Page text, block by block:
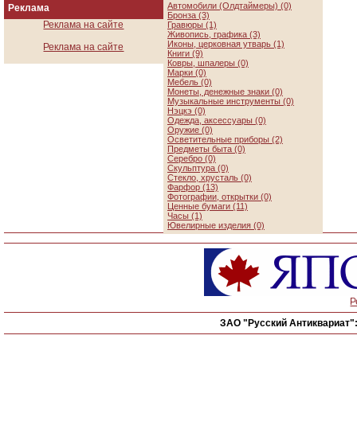
Реклама
Реклама на сайте
Реклама на сайте
Автомобили (Олдтаймеры) (0)
Бронза (3)
Гравюры (1)
Живопись, графика (3)
Иконы, церковная утварь (1)
Книги (9)
Ковры, шпалеры (0)
Марки (0)
Мебель (0)
Монеты, денежные знаки (0)
Музыкальные инструменты (0)
Нэцкэ (0)
Одежда, аксессуары (0)
Оружие (0)
Осветительные приборы (2)
Предметы быта (0)
Серебро (0)
Скульптура (0)
Стекло, хрусталь (0)
Фарфор (13)
Фотографии, открытки (0)
Ценные бумаги (11)
Часы (1)
Ювелирные изделия (0)
ЗАО "Русский Антиквариат":